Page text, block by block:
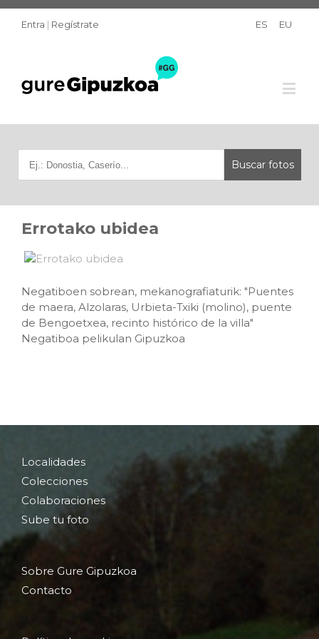
Entra | Regístrate ES EU
Errotako ubidea
Negatiboen sobrean, mekanografiaturik: "Puentes
de maera, Alzolaras, Urbieta-Txiki (molino), puente
de Bengoetxea, recinto histórico de la villa"
Negatiboa pelikulan Gipuzkoa
Localidades
Colecciones
Colaboraciones
Sube tu foto
Sobre Gure Gipuzkoa
Contacto